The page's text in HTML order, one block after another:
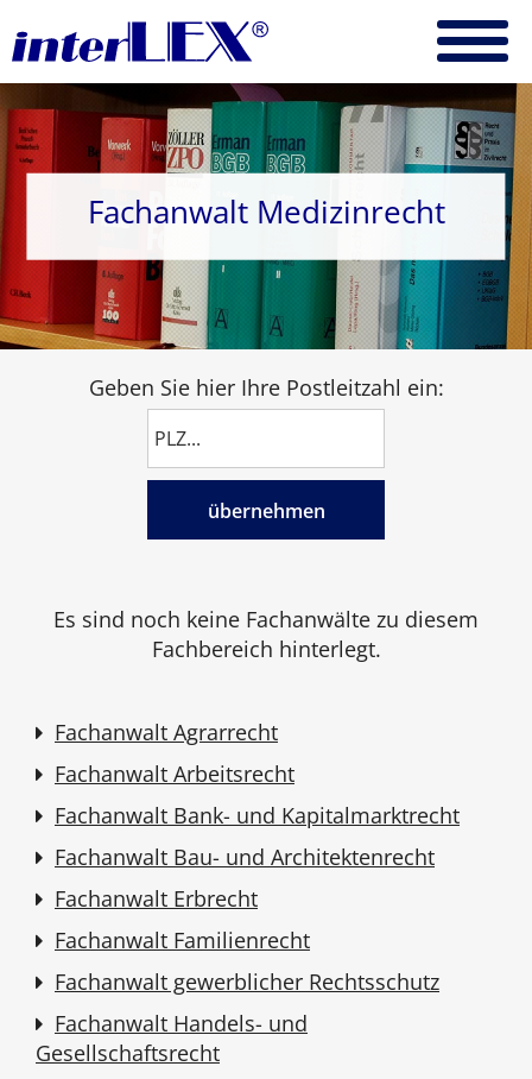
Fachanwalt Medizinrecht
Geben Sie hier Ihre Postleitzahl ein:
übernehmen
Es sind noch keine Fachanwälte zu diesem
Fachbereich hinterlegt.
Fachanwalt Agrarrecht
Fachanwalt Arbeitsrecht
Fachanwalt Bank- und Kapitalmarktrecht
Fachanwalt Bau- und Architektenrecht
Fachanwalt Erbrecht
Fachanwalt Familienrecht
Fachanwalt gewerblicher Rechtsschutz
Fachanwalt Handels- und
Gesellschaftsrecht